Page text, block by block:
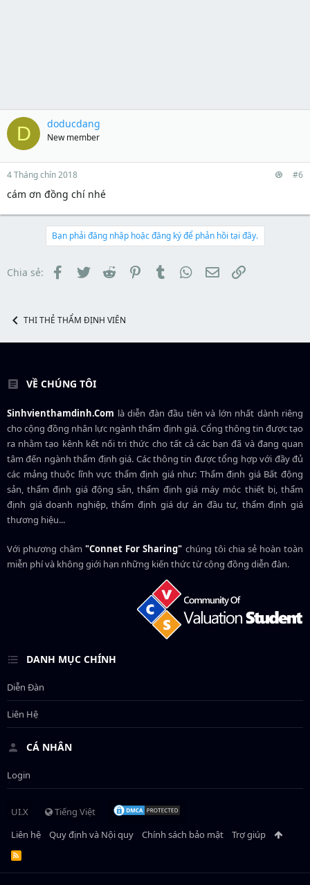
D doducdang
New member
4 Tháng chín 2018 #6
cám ơn đồng chí nhé
Bạn phải đăng nhập hoặc đăng ký để phản hồi tại đây.
Chia sẻ: Facebook
TwitterReddit PinterestTumblr WhatsApp
EmailLink
THI THẺ THẨM ĐỊNH VIÊN
VỀ CHÚNG TÔI
Sinhvienthamdinh.Com là diễn đàn đầu tiên và lớn nhất dành riêng
cho cộng đồng nhân lực ngànhthẩm định giá. Cổng thông tin được tạo
ra nhằm tạo kênh kết nối tri thức cho tất cả các bạn đã và đang quan
tâm đến ngành thẩm định giá. Các thông tin được tổng hợp với đầy đủ
các mảng thuộc lĩnh vực thẩm định giá như: Thẩm định giá Bất động
sản, thẩm định giá động sản, thẩm định giá máy móc thiết bị, thẩm
định giá doanh nghiệp, thẩm định giá dự án đầu tư, thẩm định giá
thương hiệu...
Với phương châm"Connet For Sharing" chúng tôi chia sẻ hoàn toàn
miễn phí và không giới hạn những kiến thức từ cộng đồng diễn đàn.
DANH MỤC CHÍNH
Diễn Đàn
Liên Hệ
CÁ NHÂN
Login
UI.X
Tiếng Việt
Liên hệ
Quy định và Nội quy Chính sách bảo mật Trợ giúp
R
S